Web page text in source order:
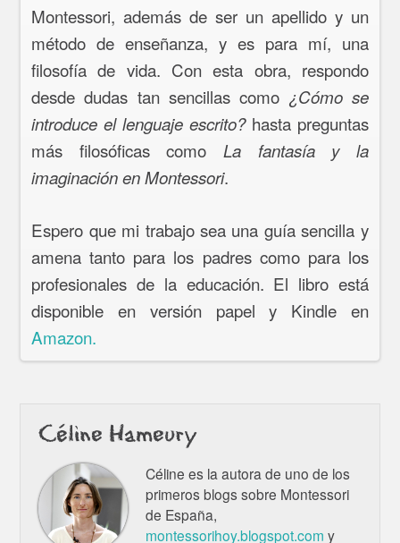
Montessori, además de ser un apellido y un
método de enseñanza, y es para mí, una
filosofía de vida. Con esta obra, respondo
desde dudas tan sencillas como ¿Cómo se
introduce el lenguaje escrito?hasta preguntas
más filosóficas como La fantasía y la
imaginación en Montessori.
Espero que mi trabajo sea una guía sencilla y
amena tanto para los padres como para los
profesionales de la educación. El libro está
disponible en versión papel y Kindle en
Amazon.
Céline Hameury
Céline es la autora de uno de los
primeros blogs sobre Montessori
de España,
montessorihoy.blogspot.com y